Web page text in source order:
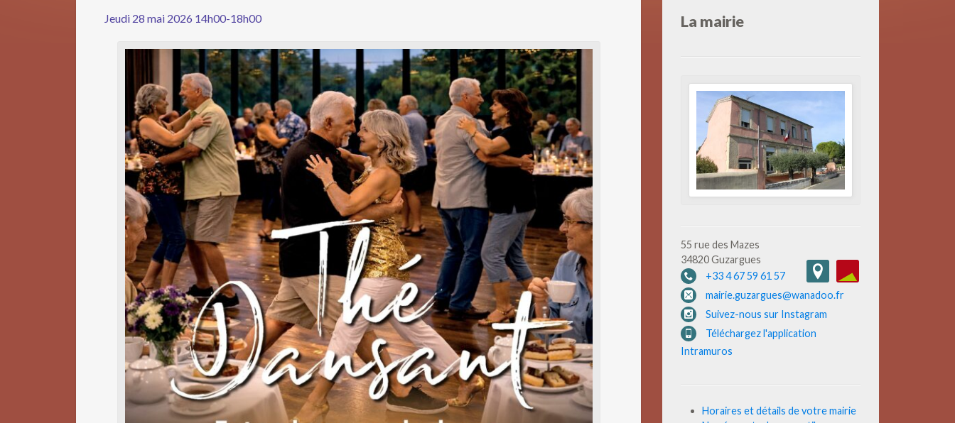
Jeudi 28 mai 2026 14h00-18h00 La mairie
55 rue des Mazes
34820 Guzargues
+33 4 67 59 61 57
mairie.guzargues@wanadoo.fr
Suivez-nous sur Instagram
Téléchargez l'application
Intramuros
Horaires et détails de votre mairie